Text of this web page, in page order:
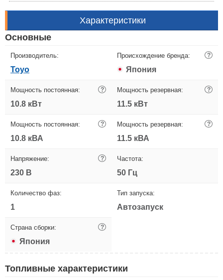
Характеристики
Основные
Производитель:
Toyo
Происхождение бренда: ?
Япония
Мощность постоянная: ?
10.8 кВт
Мощность резервная: ?
11.5 кВт
Мощность постоянная: ?
10.8 кВА
Мощность резервная: ?
11.5 кВА
Напряжение: ?
230 В
Частота:
50 Гц
Количество фаз:
1
Тип запуска:
Автозапуск
Страна сборки: ?
Япония
Топливные характеристики